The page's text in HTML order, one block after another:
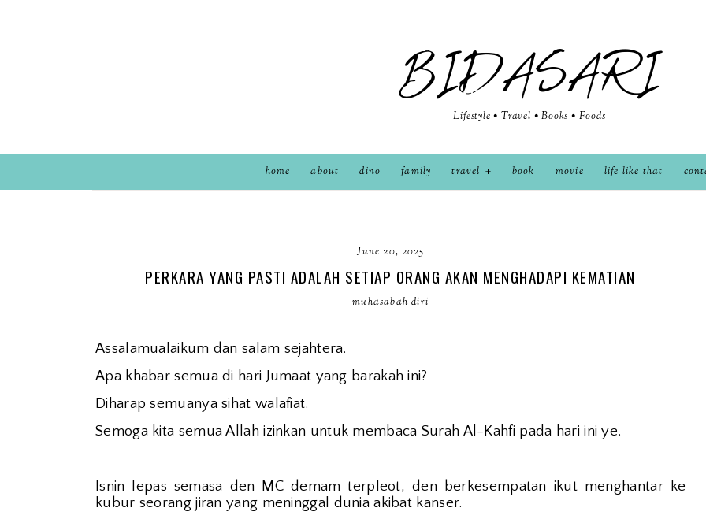
BIDASARI
Lifestyle • Travel • Books • Foods
home about dino family travel book movie life like that
June 20, 2025
PERKARA YANG PASTI ADALAH SETIAP ORANG AKAN MENGHADAPI KEMATIAN
muhasabah diri
Assalamualaikum dan salam sejahtera.
Apa khabar semua di hari Jumaat yang barakah ini?
Diharap semuanya sihat walafiat.
Semoga kita semua Allah izinkan untuk membaca Surah Al-Kahfi pada hari ini ye.
Isnin lepas semasa den MC demam terpleot, den berkesempatan ikut menghantar ke
kubur seorang jiran yang meninggal dunia akibat kanser.